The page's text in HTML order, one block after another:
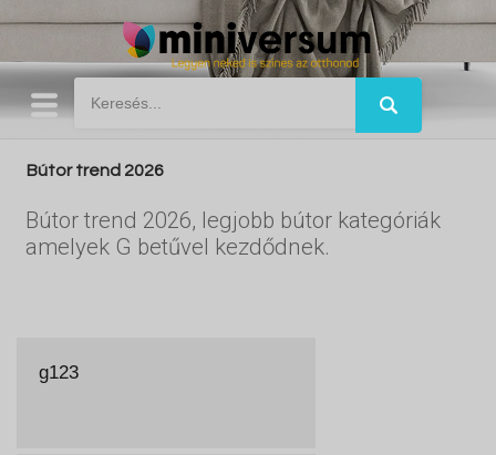
Bútor trend 2026
Bútor trend 2026, legjobb bútor kategóriák
amelyek G betűvel kezdődnek.
g123